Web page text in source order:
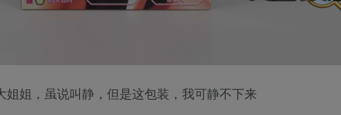
姐姐，虽说叫静，但是这包装，我可静不下来